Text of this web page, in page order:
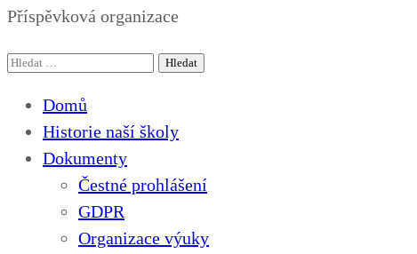
Příspěvková organizace
Vyhledávání
Domů
Historie naší školy
Dokumenty
Čestné prohlášení
GDPR
Organizace výuky